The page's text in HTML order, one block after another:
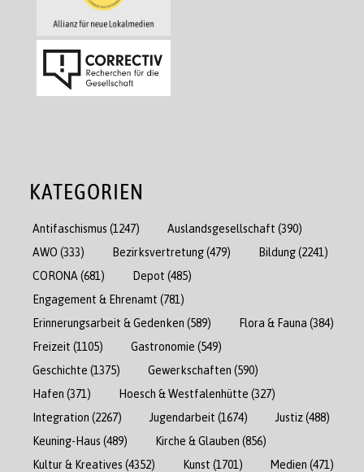
KATEGORIEN
Antifaschismus (1247) Auslandsgesellschaft (390)
AWO (333) Bezirksvertretung(479) Bildung(2241)
CORONA (681) Depot (485)
Engagement & Ehrenamt (781)
Erinnerungsarbeit & Gedenken (589) Flora & Fauna (384)
Freizeit (1105) Gastronomie (549)
Geschichte (1375) Gewerkschaften (590)
Hafen (371) Hoesch & Westfalenhütte (327)
Integration (2267) Jugendarbeit (1674) Justiz(488)
Keuning-Haus (489) Kirche & Glauben (856)
Kultur & Kreatives (4352) Kunst (1701) Medien (471)